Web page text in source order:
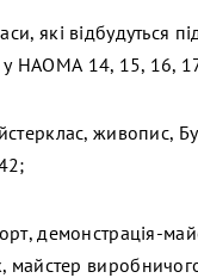
які відбудуться
НАОМА 14, 15, 16,
живопис,
демонстрація-
майстер